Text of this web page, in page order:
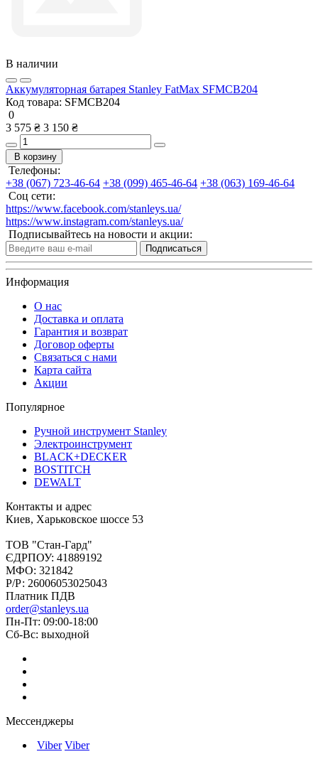
В наличии
Аккумуляторная батарея Stanley FatMax SFMCB204
Код товара: SFMCB204
0
3 575 ₴ 3 150 ₴
В корзину
Телефоны:
+38 (067) 723-46-64 +38 (099) 465-46-64 +38 (063) 169-46-64
Соц сети:
https://www.facebook.com/stanleys.ua/
https://www.instagram.com/stanleys.ua/
Подписывайтесь на новости и акции:
Подписаться
Информация
О нас
Доставка и оплата
Гарантия и возврат
Договор оферты
Связаться с нами
Карта сайта
Акции
Популярное
Ручной инструмент Stanley
Электроинструмент
BLACK+DECKER
BOSTITCH
DEWALT
Контакты и адрес
Киев, Харьковское шоссе 53
ТОВ "Стан-Гард"
ЄДРПОУ: 41889192
МФО: 321842
Р/Р: 26006053025043
Платник ПДВ
order@stanleys.ua
Пн-Пт: 09:00-18:00
Сб-Вс: выходной
Мессенджеры
Viber Viber